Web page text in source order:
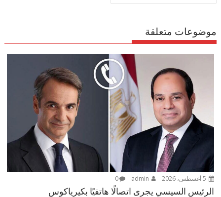
موضوعات متعلقة
0
الرئيس السيسي يجرى اتصالًا هاتفيًا بكيرياكوس